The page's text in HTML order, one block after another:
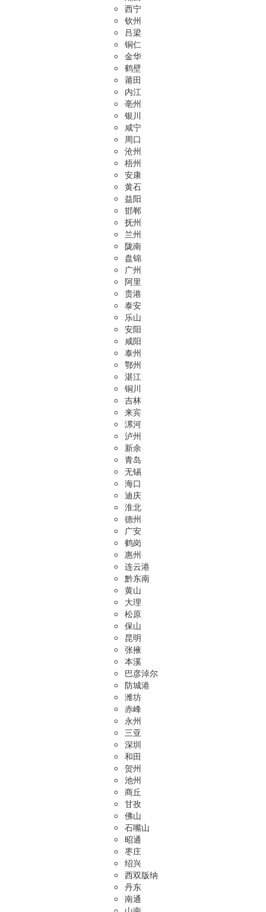
西宁
钦州
吕梁
铜仁
金华
鹤壁
莆田
内江
亳州
银川
咸宁
周口
沧州
梧州
安康
黄石
益阳
邯郸
抚州
兰州
陇南
盘锦
广州
阿里
贵港
泰安
乐山
安阳
咸阳
泰州
鄂州
湛江
铜川
吉林
来宾
漯河
泸州
新余
青岛
无锡
海口
迪庆
淮北
德州
广安
鹤岗
惠州
连云港
黔东南
黄山
大理
松原
保山
昆明
张掖
本溪
巴彦淖尔
防城港
潍坊
赤峰
永州
三亚
深圳
和田
贺州
池州
商丘
甘孜
佛山
石嘴山
昭通
枣庄
绍兴
西双版纳
丹东
南通